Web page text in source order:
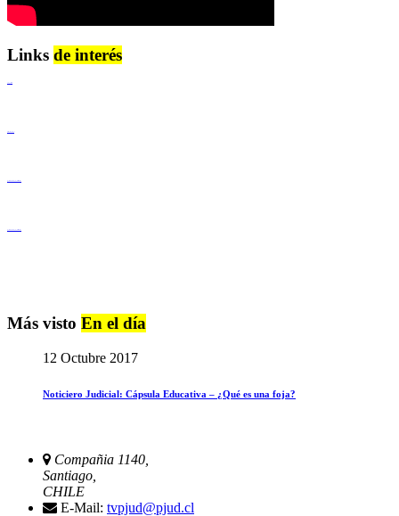
Links de interés
Más visto En el día
12 Octubre 2017
Noticiero Judicial: Cápsula Educativa – ¿Qué es una foja?
Compañia 1140,
Santiago,
CHILE
E-Mail: tvpjud@pjud.cl